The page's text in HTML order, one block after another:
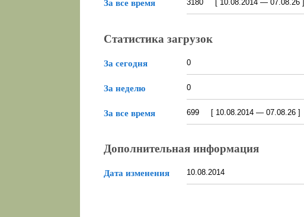
За все время 3180 [ 10.08.2014 — 07.08.26 ]
Статистика загрузок
За сегодня 0
За неделю 0
За все время 699 [ 10.08.2014 — 07.08.26 ]
Дополнительная информация
Дата изменения 10.08.2014